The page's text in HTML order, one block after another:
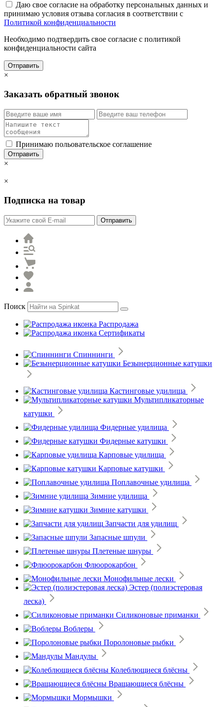
Даю свое согласие на обработку персональных данных и
принимаю условия отзыва согласия в соответствии с
Политикой конфиденциальности
Необходимо подтвердить свое согласие с политикой
конфиденциальности сайта
Отправить
×
Заказать обратный звонок
Принимаю польовательское соглашение
Отправить
×
×
Подписка на товар
Отправить
Поиск
Распродажа
Сертификаты
Спиннинги
Безынерционные катушки
Кастинговые удилища
Мультипликаторные
катушки
Фидерные удилища
Фидерные катушки
Карповые удилища
Карповые катушки
Поплавочные удилища
Зимние удилища
Зимние катушки
Запчасти для удилищ
Запасные шпули
Плетеные шнуры
Флюорокарбон
Монофильные лески
Эстер (полиэстеровая
леска)
Силиконовые приманки
Воблеры
Поролоновые рыбки
Мандулы
Колеблющиеся блёсны
Вращающиеся блёсны
Мормышки